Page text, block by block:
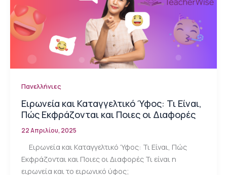
Πανελλήνιες
Ειρωνεία και Καταγγελτικό Ύφος: Τι Είναι,
Πώς Εκφράζονται και Ποιες οι Διαφορές
22 Απριλίου, 2025
Ειρωνεία και Καταγγελτικό Ύφος: Τι Είναι, Πώς
Εκφράζονται και Ποιες οι Διαφορές Τι είναι η
ειρωνεία και το ειρωνικό ύφος;